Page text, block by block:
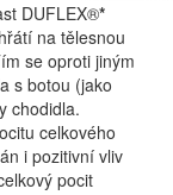
DUFLEX®*
na tělesnou
se oproti jiným
s botou (jako
chodidla.
celkového
i pozitivní vliv
pocit